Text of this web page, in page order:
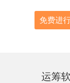
免费进
运筹